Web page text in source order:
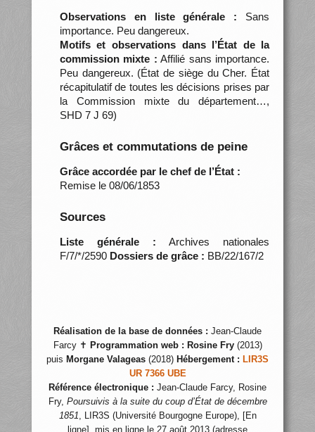
Observations en liste générale : Sans
importance. Peu dangereux.
Motifs et observations dans l’État de la
commission mixte : Affilié sans importance.
Peu dangereux. (État de siège du Cher. État
récapitulatif de toutes les décisions prises par
la Commission mixte du département…,
SHD 7 J 69)
Grâces et commutations de peine
Grâce accordée par le chef de l’État :
Remise le 08/06/1853
Sources
Liste générale : Archives nationales
F/7/*/2590 Dossiers de grâce : BB/22/167/2
Réalisation de la base de données : Jean-Claude
Farcy ✝ Programmation web : Rosine Fry(2013)
puis Morgane Valageas (2018) Hébergement : LIR3S
UR 7366 UBE
Référence électronique : Jean-Claude Farcy, Rosine
Fry, Poursuivis à la suite du coup d’État de décembre
1851, LIR3S (Université Bourgogne Europe), [En
ligne], mis en ligne le 27 août 2013 (adresse